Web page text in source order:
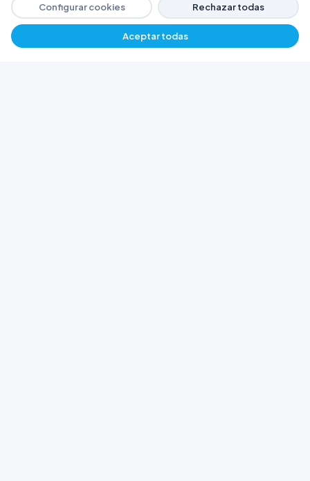
Configurar cookies
Rechazar todas
Aceptar todas